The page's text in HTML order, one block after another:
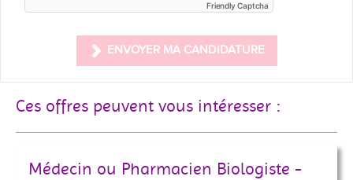
Friendly Captcha
ENVOYER MA CANDIDATURE
Ces offres peuvent vous intéresser :
Médecin ou Pharmacien Biologiste -